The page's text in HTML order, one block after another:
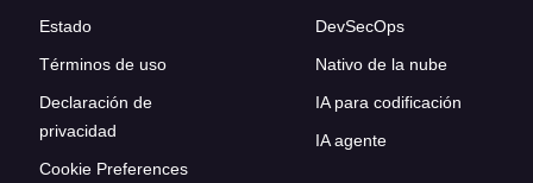
Estado
Términos de uso
Declaración de
privacidad
Cookie Preferences
DevSecOps
Nativo de la nube
IA para codificación
IA agente